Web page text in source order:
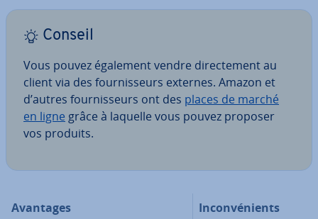
Conseil
Vous pouvez également vendre di­rec­te­ment au
client via des four­nis­seurs externes. Amazon et
d’autres four­nis­seurs ont des places de marché
en ligne grâce à laquelle vous pouvez proposer
vos produits.
Avantages In­con­vé­nients